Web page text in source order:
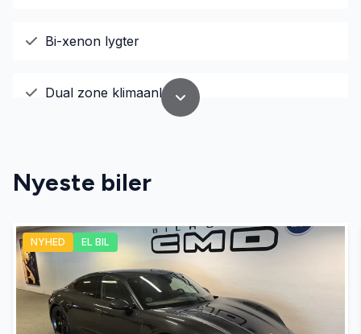
Bi-xenon lygter
Dual zone klimaanlæg
El-spejle
Fartpilot
Fjernbetjent centrallås
Nyeste biler
NYHED EL BIL